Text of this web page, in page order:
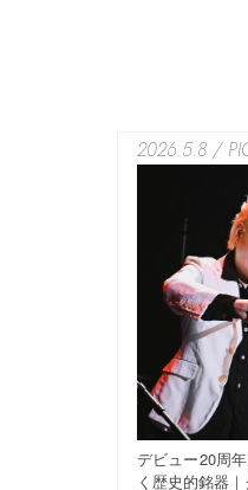
2026.5.8 /
デビュー20周
く歴史的銘器